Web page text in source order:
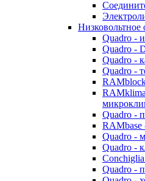
Низковольтное
Quadro -
Quadro -
Quadro -
Quadro -
Quadro -
RAMbase
Quadro -
Quadro -
Quadro -